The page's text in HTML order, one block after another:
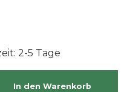
2-5 Tage
In den Warenkorb